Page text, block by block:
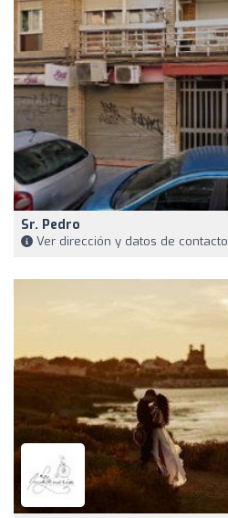
Sr. Pedro
Ver dirección y datos de contacto